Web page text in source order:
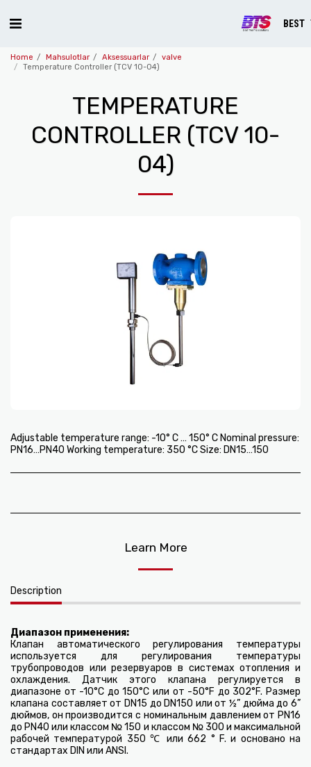
BEST
Home Mahsulotlar Aksessuarlar
valve
Temperature Controller (TCV 10-04)
TEMPERATURE
CONTROLLER (TCV 10-
04)
Adjustable temperature range: -10° C … 150° C Nominal pressure:
PN16…PN40 Working temperature: 350 °C Size: DN15…150
Learn More
Description
Диапазон применения:
Клапан автоматического регулирования температуры
используется для регулирования температуры
трубопроводов или резервуаров в системах отопления и
охлаждения. Датчик этого клапана регулируется в
диапазоне от -10°C до 150°C или от -50°F до 302°F. Размер
клапана составляет от DN15 до DN150 или от ½” дюйма до 6”
дюймов, он производится с номинальным давлением от PN16
до PN40 или классом № 150 и классом № 300 и максимальной
рабочей температурой 350 ℃ или 662 ° F. и основано на
стандартах DIN или ANSI.